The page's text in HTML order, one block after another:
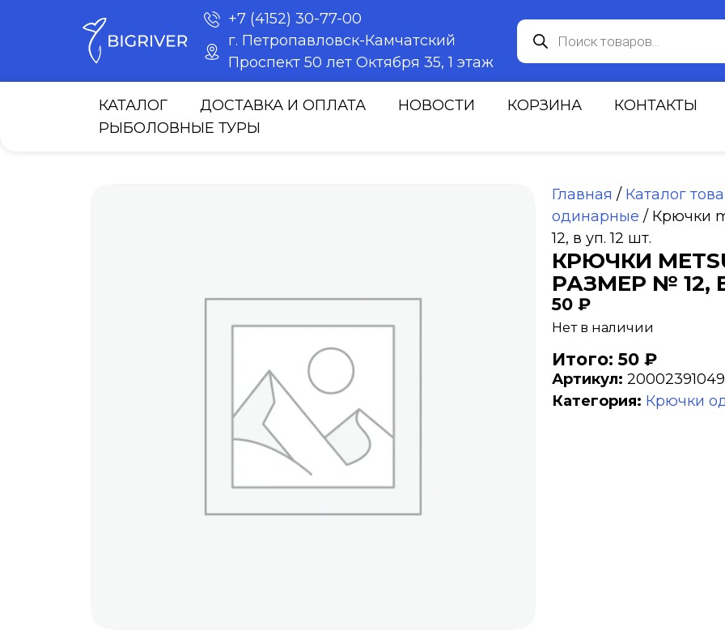
+7 (4152) 30-77-00
г. Петропавловск-Камчатский
Проспект 50 лет Октября 35, 1 этаж
КАТАЛОГ ДОСТАВКА И ОПЛАТА НОВОСТИ КОРЗИНА
КОНТАКТЫ
РЫБОЛОВНЫЕ ТУРЫ
Главная / Каталог
одинарные / Крючки
12, в уп. 12 шт.
КРЮЧКИ
РАЗМЕР № 12,
50 ₽
Нет в наличии
Итого: 50 ₽
Артикул:
Категория: Крючки